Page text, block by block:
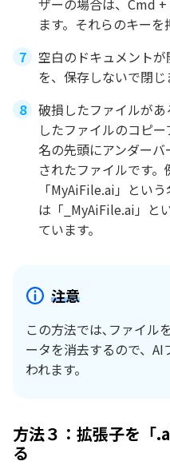
ザーの場合は、Cmd
ます。それらのキーを
空白のドキュメント
を、保存しないで閉じ
破損したファイルが
したファイルのコピ
名の先頭にアンダー
されたファイルです
「MyAiFile.ai」とい
は「_MyAiFile.ai」と
ています。
注意
この方法では､ファイル
ータを消去するので、
われます。
方法３：拡張子を「
る